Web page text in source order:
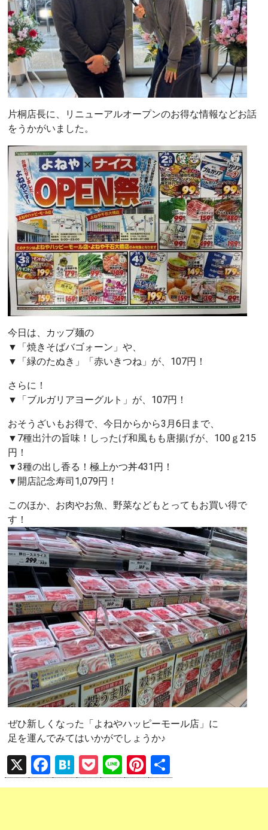
片桐店長に、リニューアルオープンのお得な情報などお話
をうかがいました。
今日は、カップ麺の
▼「焼きそばバゴォーン」や、
▼「緑のたぬき」「赤いきつね」が、107円！
さらに！
▼「ブルガリアヨーグルト」が、107円！
おそうざいもお得で、今日からから3月6日まで、
▼7種出汁の旨味！しったげ和風もも唐揚げが、100ｇ215
円！
▼3種の出し香る！極上かつ丼431円！
▼開店記念寿司1,079円！
このほか、お肉やお魚、野菜などもとってもお買い得で
す！
ぜひ新しくなった「よねやハッピーモール店」に
足を運んでみてはいかがでしょうか♪
X
F
a
H
at
P
o
Li
n
Pi
nt 有